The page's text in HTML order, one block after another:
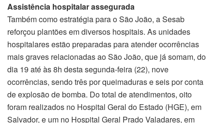
Assistência hospitalar assegurada
Também como estratégia para o São João, a Sesab
reforçou plantões em diversos hospitais. As unidades
hospitalares estão preparadas para atender ocorrências
mais graves relacionadas ao São João, que já somam, do
dia 19 atéàs 8h desta segunda-feira (22), nove
ocorrências, sendo três por queimaduras e seis por conta
de explosão de bomba. Do total de atendimentos, oito
foram realizados no Hospital Geral do Estado (HGE), em
Salvador, e um no Hospital Geral Prado Valadares, em